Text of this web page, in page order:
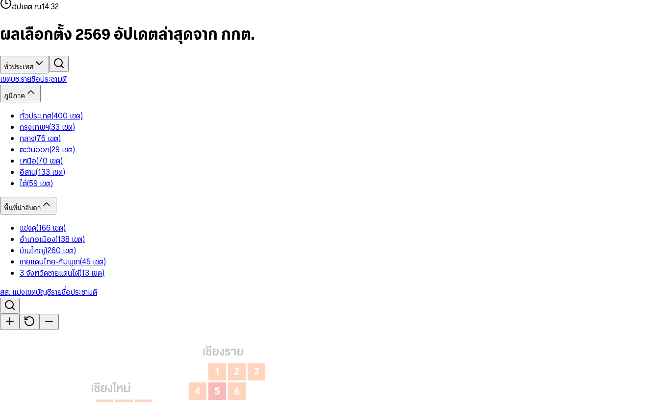
9 9
5
7
8
993
5
6
8
9
84
6
7
9
3
5
6
8
9
7
9
อัปเดต ณ14:32
ผลเลือกตั้ง 2569 อัปเดตล่าสุดจาก กกต.
ทั่วประเทศ
เขตบช.รายชื่อประชามติ
ภูมิภาค
ทั่วประเทศ(400 เขต)
กรุงเทพฯ(33 เขต)
กลาง(76 เขต)
ตะวันออก(29 เขต)
เหนือ(70 เขต)
อีสาน(133 เขต)
ใต้(59 เขต)
พื้นที่น่าจับตา
แข่งดุ(166 เขต)
อำเภอเมือง(138 เขต)
บ้านใหญ่(260 เขต)
ชายแดนไทย-กัมพูชา(45 เขต)
3 จังหวัดชายแดนใต้(13 เขต)
สส. แบ่งเขตบัญชีรายชื่อประชามติ